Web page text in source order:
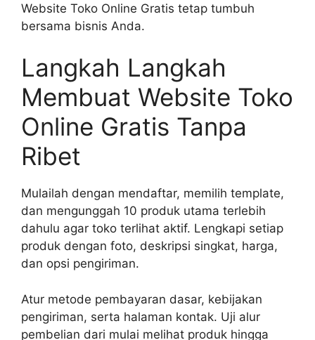
Website Toko Online Gratis tetap tumbuh
bersama bisnis Anda.
Langkah Langkah
Membuat Website Toko
Online Gratis Tanpa
Ribet
Mulailah dengan mendaftar, memilih template,
dan mengunggah 10 produk utama terlebih
dahulu agar toko terlihat aktif. Lengkapi setiap
produk dengan foto, deskripsi singkat, harga,
dan opsi pengiriman.
Atur metode pembayaran dasar, kebijakan
pengiriman, serta halaman kontak. Uji alur
pembelian dari mulai melihat produk hingga